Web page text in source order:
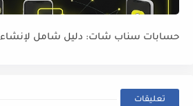
حسابات سناب شات: دليل شامل لإنشاء
تعليقات